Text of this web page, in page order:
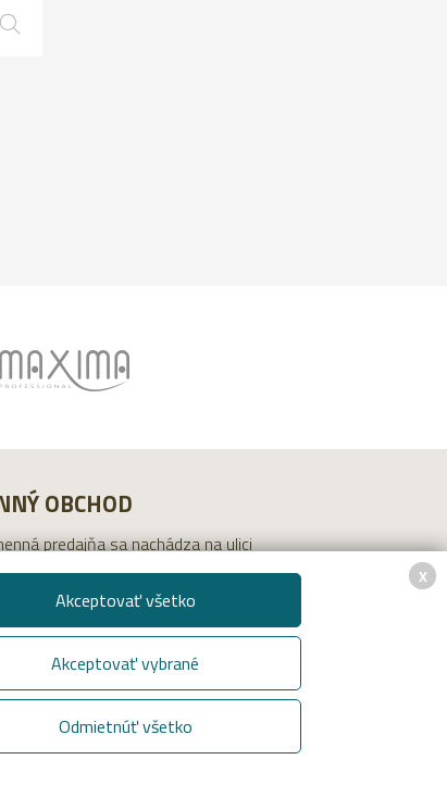
OBCHOD
predajňa sa nachádza na ulici
X
Akceptovať všetko
Akceptovať vybrané
Odmietnúť všetko